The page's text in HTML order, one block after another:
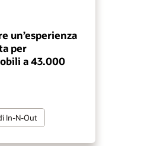
un’esperienza
per
a 43.000
In-N-Out